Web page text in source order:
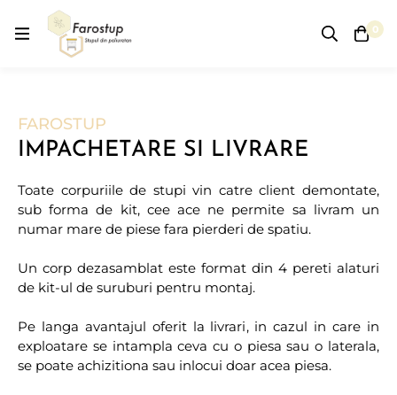
0
FAROSTUP
IMPACHETARE SI LIVRARE
Toate corpuriile de stupi vin catre client demontate,
sub forma de kit, cee ace ne permite sa livram un
numar mare de piese fara pierderi de spatiu.
Un corp dezasamblat este format din 4 pereti alaturi
de kit-ul de suruburi pentru montaj.
Pe langa avantajul oferit la livrari, in cazul in care in
exploatare se intampla ceva cu o piesa sau o laterala,
se poate achizitiona sau inlocui doar acea piesa.